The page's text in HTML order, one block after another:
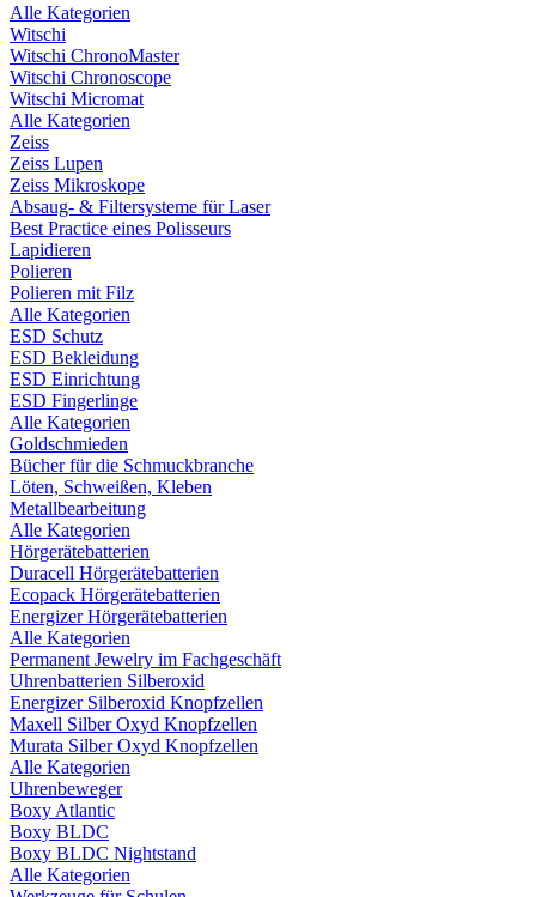
Alle Kategorien
Witschi
Witschi ChronoMaster
Witschi Chronoscope
Witschi Micromat
Alle Kategorien
Zeiss
Zeiss Lupen
Zeiss Mikroskope
Absaug- & Filtersysteme für Laser
Best Practice eines Polisseurs
Lapidieren
Polieren
Polieren mit Filz
Alle Kategorien
ESD Schutz
ESD Bekleidung
ESD Einrichtung
ESD Fingerlinge
Alle Kategorien
Goldschmieden
Bücher für die Schmuckbranche
Löten, Schweißen, Kleben
Metallbearbeitung
Alle Kategorien
Hörgerätebatterien
Duracell Hörgerätebatterien
Ecopack Hörgerätebatterien
Energizer Hörgerätebatterien
Alle Kategorien
Permanent Jewelry im Fachgeschäft
Uhrenbatterien Silberoxid
Energizer Silberoxid Knopfzellen
Maxell Silber Oxyd Knopfzellen
Murata Silber Oxyd Knopfzellen
Alle Kategorien
Uhrenbeweger
Boxy Atlantic
Boxy BLDC
Boxy BLDC Nightstand
Alle Kategorien